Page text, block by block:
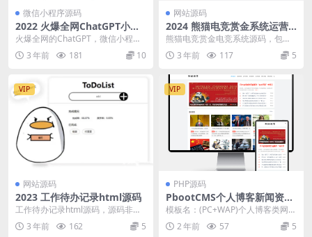
微信小程序源码
2022 火爆全网ChatGPT小程
序页面模板 AI回答你任何问题
火爆全网的ChatGPT，微信小程序
纯页面模板。 介绍 ChatGPT 是 O
p... 3 年前 181 10
网站源码
2024 熊猫电竞赏金系统运营
源码 带搭建视频教程
熊猫电竞赏金电竞系统源码，包含A
PP、H5和搭建视频教程，支持运营
级搭建 赏金电...
3 年前 117 5
VIP
网站源码
2023 工作待办记录html源码
工作待办记录html源码，源码非常
简单，直接访问index.html即可。
3 年前 162 5
VIP
PHP源码
PbootCMS个人博客新闻资讯
博客网站模板源码
模板名：(PC+WAP)个人博客类网站
pbootcms模板 新闻资讯博客类网
源码...2 年前 57 5